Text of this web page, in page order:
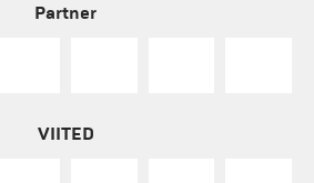
Partner
VIITED